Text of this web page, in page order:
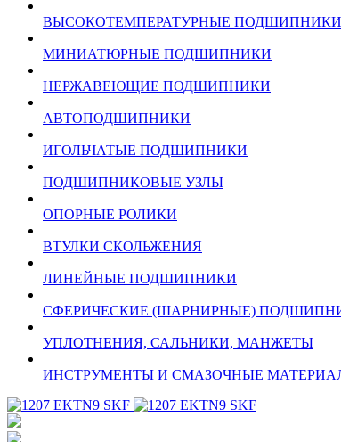
ВЫСОКОТЕМПЕРАТУРНЫЕ ПОДШИПНИКИ
МИНИАТЮРНЫЕ ПОДШИПНИКИ
НЕРЖАВЕЮЩИЕ ПОДШИПНИКИ
АВТОПОДШИПНИКИ
ИГОЛЬЧАТЫЕ ПОДШИПНИКИ
ПОДШИПНИКОВЫЕ УЗЛЫ
ОПОРНЫЕ РОЛИКИ
ВТУЛКИ СКОЛЬЖЕНИЯ
ЛИНЕЙНЫЕ ПОДШИПНИКИ
СФЕРИЧЕСКИЕ (ШАРНИРНЫЕ)
УПЛОТНЕНИЯ, САЛЬНИКИ, МАНЖЕТЫ
ИНСТРУМЕНТЫ И СМАЗОЧНЫЕ